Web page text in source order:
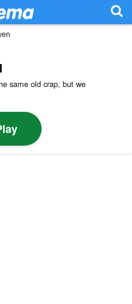
same old crap, but we